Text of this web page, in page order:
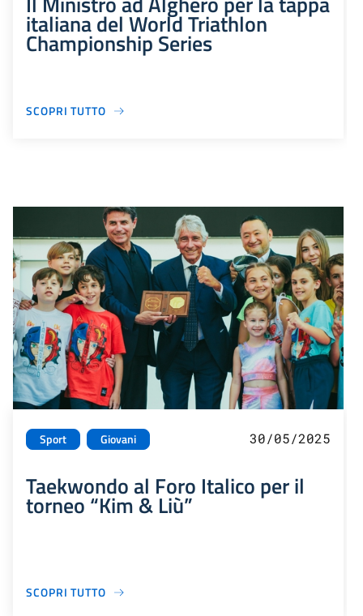
italiana del World Triathlon
Championship Series
SCOPRI TUTTO
Sport Giovani 30/05/2025
Taekwondo al Foro Italico per il
torneo “Kim & Liù”
SCOPRI TUTTO